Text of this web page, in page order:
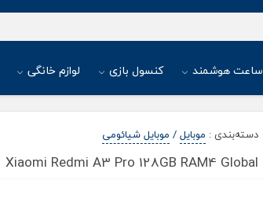
ساعت هوشمند کنسول بازی لوازم خانگی
دسته‌بندی : موبایل/ موبایل شیائومی
Xiaomi Redmi A3 Pro 128GB RAM4 Global